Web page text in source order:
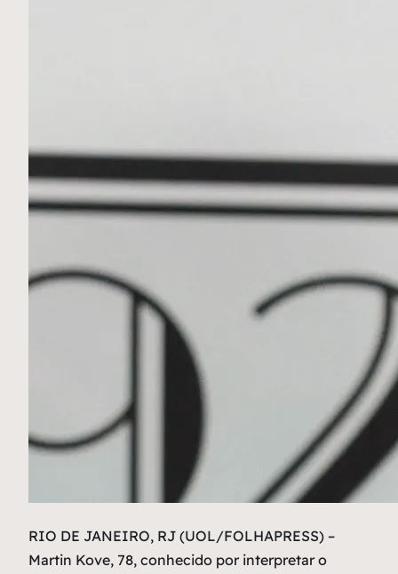
RIO DE JANEIRO, RJ (UOL/FOLHAPRESS) –
Martin Kove, 78, conhecido por interpretar o